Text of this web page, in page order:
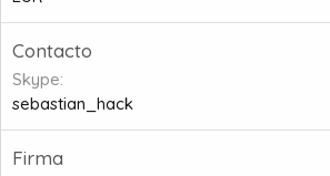
Contacto
Skype
sebastian_hack
Firma